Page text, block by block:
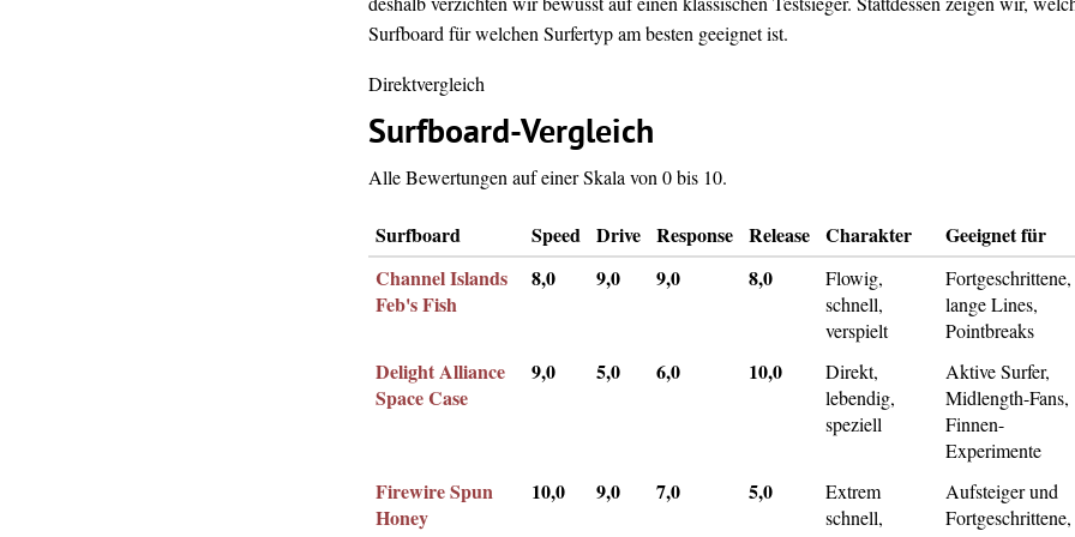
Surfboard für welchen Surfertyp am besten geeignet ist.
Direktvergleich
Surfboard-Vergleich
Alle Bewertungen auf einer Skala von 0 bis 10.
Surfboard Speed Drive Response Release Charakter
Geeignet für
Channel Islands
Feb's Fish
8,0 9,0 9,0 8,0
Flowig,
schnell,
verspielt
Fortgeschrittene,
lange Lines,
Pointbreaks
Delight Alliance
Space Case
9,0 5,0 6,0 10,0
Direkt,
lebendig,
speziell
Aktive Surfer,
Midlength-Fans,
Finnen-
Experimente
Firewire Spun
Honey
10,0 9,0 7,0 5,0
Extrem
schnell,
Aufsteiger und
Fortgeschrittene,